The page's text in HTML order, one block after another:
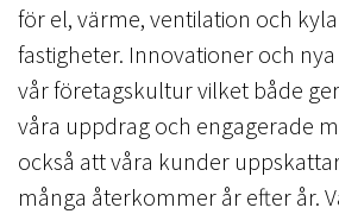
för el, värme, ventilation och
fastigheter. Innovationer och
vår företagskultur vilket både
våra uppdrag och engagerade
också att våra kunder
många återkommer år efter år.